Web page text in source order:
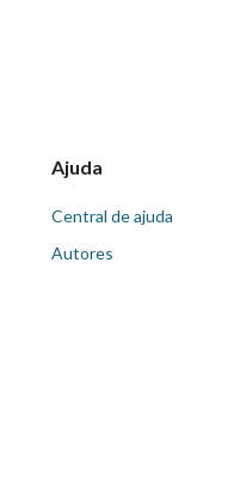
Ajuda
Central de ajuda
Autores